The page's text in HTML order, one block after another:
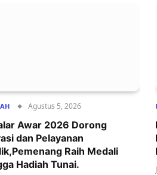
Agustus 5, 2026
Awar 2026 Dorong
dan Pelayanan
Raih Medali
Hadiah Tunai.